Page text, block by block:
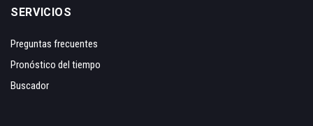
SERVICIOS
Preguntas frecuentes
Pronóstico del tiempo
Buscador